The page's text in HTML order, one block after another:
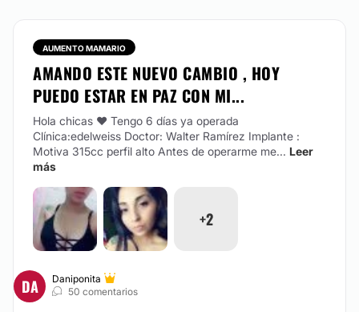
AUMENTO MAMARIO
AMANDO ESTE NUEVO CAMBIO , HOY
PUEDO ESTAR EN PAZ CON MI...
Hola chicas ❤️ Tengo 6 días ya operada
Clínica:edelweiss Doctor: Walter Ramírez Implante :
Motiva 315cc perfil alto Antes de operarme me... Leer
más
+2
DA
Daniponita
50 comentarios